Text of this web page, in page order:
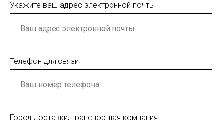
Укажите ваш адрес электронной почты
Телефон для связи
Город доставки, транспортная компания